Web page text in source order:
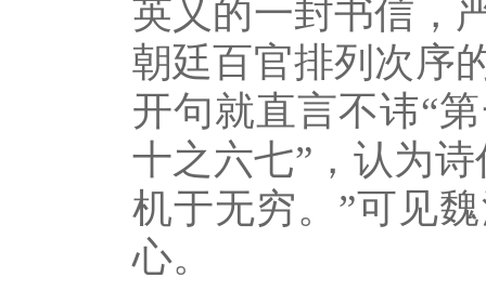
英乂的一封书信，
朝廷百官排列次序
开句就直言不讳“
十之六七”，认为
机于无穷。”可见
心。